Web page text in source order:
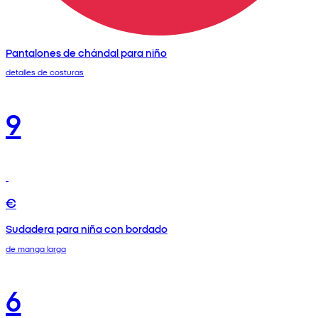
Pantalones de chándal para niño
detalles de costuras
9
€
Sudadera para niña con bordado
de manga larga
6